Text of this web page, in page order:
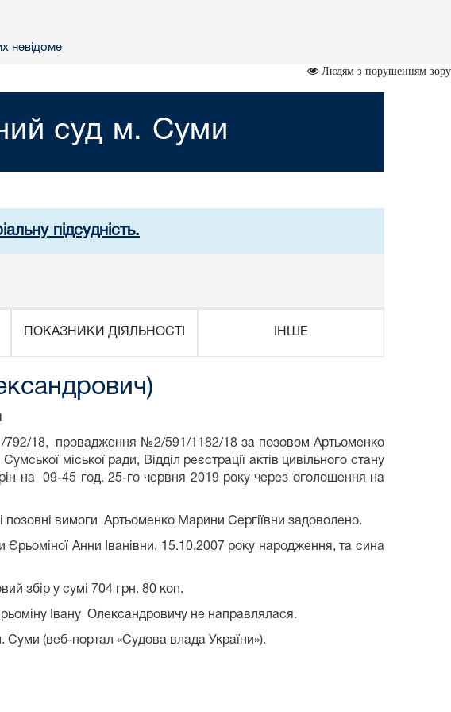
невідоме
Людям з порушенням зору
суд м. Суми
підсудність.
ПОКАЗНИКИ ДІЯЛЬНОСТІ ІНШЕ
792/18, провадження №2/591/1182/18 за позовом Артьоменко
міської ради, Відділ реєстрації актів цивільного стану
на 09-45 год. 25-го червня 2019 року через оголошення на
вимоги Артьоменко Марини Сергіївни задоволено.
Єрьоміної Анни Іванівни, 15.10.2007 року народження, та сина
збір у сумі 704 грн. 80 коп.
Івану Олександровичу не направлялася.
Суми (веб-портал «Судова влада України»).